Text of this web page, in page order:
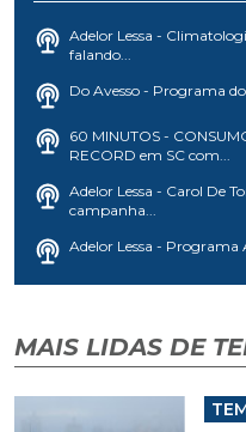
Adelor Lessa -
falando...
Do Avesso - Programa
60 MINUTOS -
RECORD em SC com...
Adelor Lessa - Carol De
campanha...
Adelor Lessa - Programa
MAIS LIDAS DE